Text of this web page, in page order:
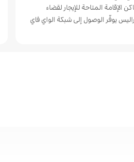
الإقامة المتاحة للإيجار لقضاء
يوفّر الوصول إلى شبكة الواي فاي